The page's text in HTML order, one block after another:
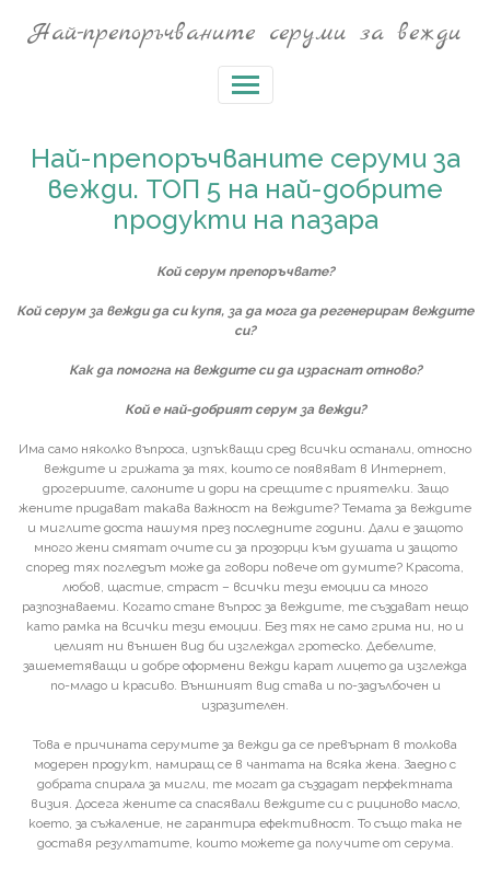
Най-препоръчваните серуми за вежди
Най-препоръчваните серуми за
вежди. ТОП 5 на най-добрите
продукти на пазара
Кой серум препоръчвате?
Кой серум за вежди да си купя, за да мога да регенерирам веждите
си?
Как да помогна на веждите си да израснат отново?
Кой е най-добрият серум за вежди?
Има само няколко въпроса, изпъкващи сред всички останали, относно
веждите и грижата за тях, които се появяват в Интернет,
дрогериите, салоните и дори на срещите с приятелки. Защо
жените придават такава важност на веждите? Темата за веждите
и миглите доста нашумя през последните години. Дали е защото
много жени смятат очите си за прозорци към душата и защото
според тях погледът може да говори повече от думите? Красота,
любов, щастие, страст – всички тези емоции са много
разпознаваеми. Когато стане въпрос за веждите, те създават нещо
като рамка на всички тези емоции. Без тях не само грима ни, но и
целият ни външен вид би изглеждал гротеско. Дебелите,
зашеметяващи и добре оформени вежди карат лицето да изглежда
по-младо и красиво. Външният вид става и по-задълбочен и
изразителен.
Това е причината серумите за вежди да се превърнат в толкова
модерен продукт, намиращ се в чантата на всяка жена. Заедно с
добрата спирала за мигли, те могат да създадат перфектната
визия. Досега жените са спасявали веждите си с рициново масло,
което, за съжаление, не гарантира ефективност. То също така не
доставя резултатите, които можете да получите от серума.